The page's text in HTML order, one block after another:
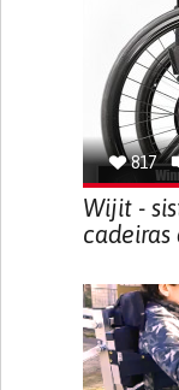
817
Wijit -
cadeiras